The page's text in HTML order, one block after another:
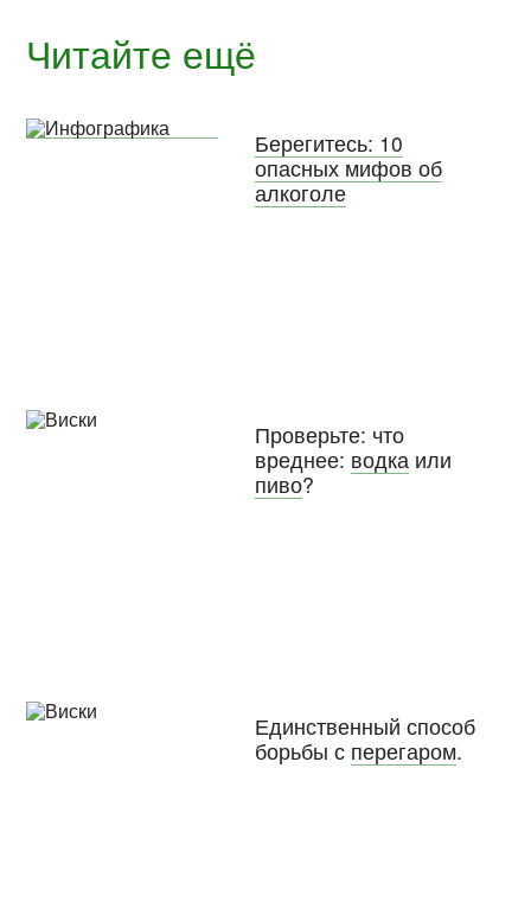
Читайте ещё
Берегитесь: 10
опасных мифов об
алкоголе
Проверьте: что
вреднее: водка или
пиво?
Единственный способ
борьбы с перегаром.